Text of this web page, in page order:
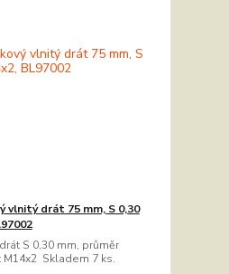
vlnitý drát 75 mm, S 0,30
S 0,30 mm, průměr
Skladem 7 ks.